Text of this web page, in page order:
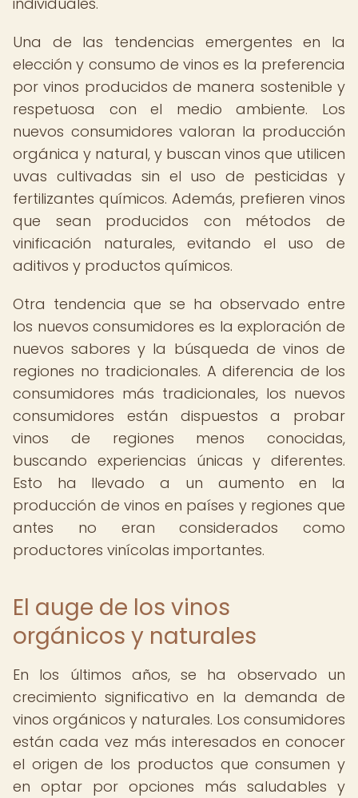
Una de las tendencias emergentes en la
elección y consumo de vinos es la preferencia
por vinos producidos de manera sostenible y
respetuosa con el medio ambiente. Los
nuevos consumidores valoran la producción
orgánica y natural, y buscan vinos que utilicen
uvas cultivadas sin el uso de pesticidas y
fertilizantes químicos. Además, prefieren vinos
que sean producidos con métodos de
vinificación naturales, evitando el uso de
aditivos y productos químicos.
Otra tendencia que se ha observado entre
los nuevos consumidores es la exploración de
nuevos sabores y la búsqueda de vinos de
regiones no tradicionales. A diferencia de los
consumidores más tradicionales, los nuevos
consumidores están dispuestos a probar
vinos de regiones menos conocidas,
buscando experiencias únicas y diferentes.
Esto ha llevado a un aumento en la
producción de vinos en países y regiones que
antes no eran considerados como
productores vinícolas importantes.
El auge de los vinos
orgánicos y naturales
En los últimos años, se ha observado un
crecimiento significativo en la demanda de
vinos orgánicos y naturales. Los consumidores
están cada vez más interesados en conocer
el origen de los productos que consumen y
en optar por opciones más saludables y